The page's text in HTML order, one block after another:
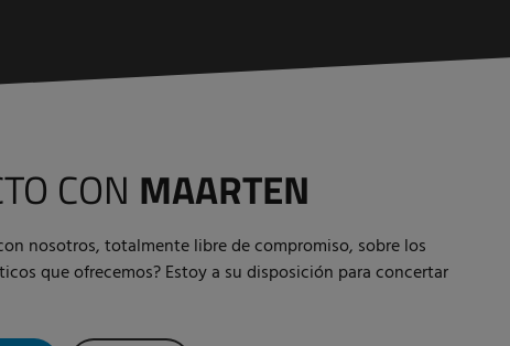
CON MAARTEN
nosotros, totalmente libre de compromiso, sobre los
que ofrecemos? Estoy a su disposición para concertar